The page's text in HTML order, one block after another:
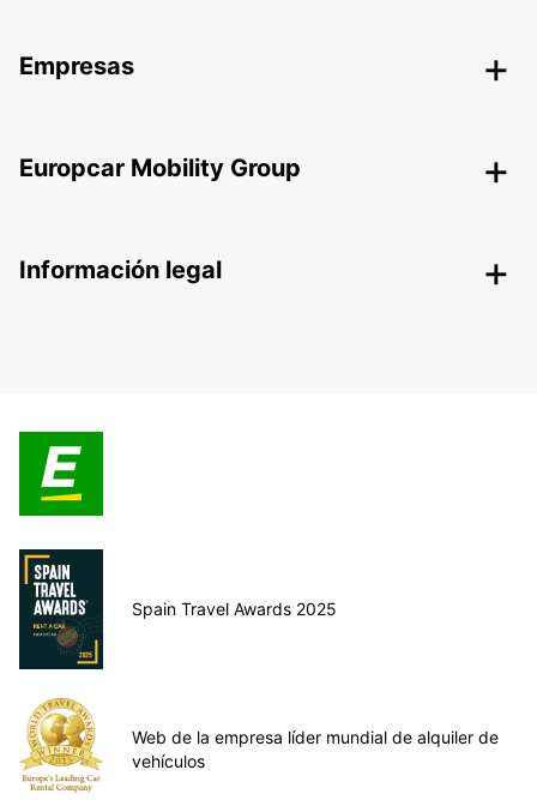
Empresas
Europcar Mobility Group
Información legal
Spain Travel Awards 2025
Web de la empresa líder mundial de alquiler de
vehículos